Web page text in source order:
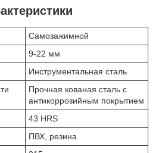
Самозажимной
9-22 мм
Инструментальная сталь
Прочная кованая сталь с
антикоррозийным покрытием
43 HRS
ПВХ, резина